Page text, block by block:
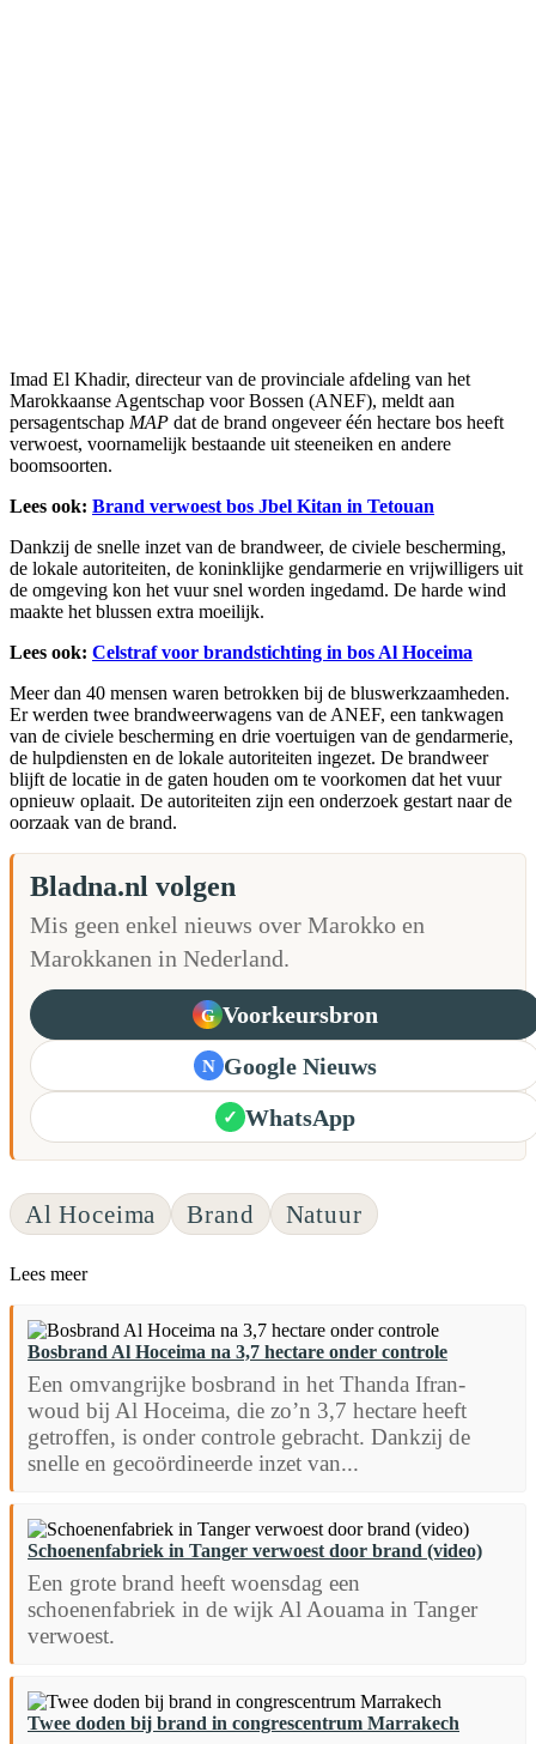
Imad El Khadir, directeur van de provinciale afdeling van het
Marokkaanse Agentschap voor Bossen (ANEF), meldt aan
persagentschap MAP dat de brand ongeveer één hectare bos heeft
verwoest, voornamelijk bestaande uit steeneiken en andere
boomsoorten.
Lees ook: Brand verwoest bos Jbel Kitan in Tetouan
Dankzij de snelle inzet van de brandweer, de civiele bescherming,
de lokale autoriteiten, de koninklijke gendarmerie en vrijwilligers uit
de omgeving kon het vuur snel worden ingedamd. De harde wind
maakte het blussen extra moeilijk.
Lees ook: Celstraf voor brandstichting in bos Al Hoceima
Meer dan 40 mensen waren betrokken bij de bluswerkzaamheden.
Er werden twee brandweerwagens van de ANEF, een tankwagen
van de civiele bescherming en drie voertuigen van de gendarmerie,
de hulpdiensten en de lokale autoriteiten ingezet. De brandweer
blijft de locatie in de gaten houden om te voorkomen dat het vuur
opnieuw oplaait. De autoriteiten zijn een onderzoek gestart naar de
oorzaak van de brand.
Bladna.nl volgen
Mis geen enkel nieuws over Marokko en
Marokkanen in Nederland.
G Voorkeursbron
N Google Nieuws
✓ WhatsApp
Al Hoceima Brand Natuur
Lees meer
Bosbrand Al Hoceima na 3,7 hectare onder controle
Een omvangrijke bosbrand in het Thanda Ifran-
woud bij Al Hoceima, die zo’n 3,7 hectare heeft
getroffen, is onder controle gebracht. Dankzij de
snelle en gecoördineerde inzet van...
Schoenenfabriek in Tanger verwoest door brand (video)
Een grote brand heeft woensdag een
schoenenfabriek in de wijk Al Aouama in Tanger
verwoest.
Twee doden bij brand in congrescentrum Marrakech